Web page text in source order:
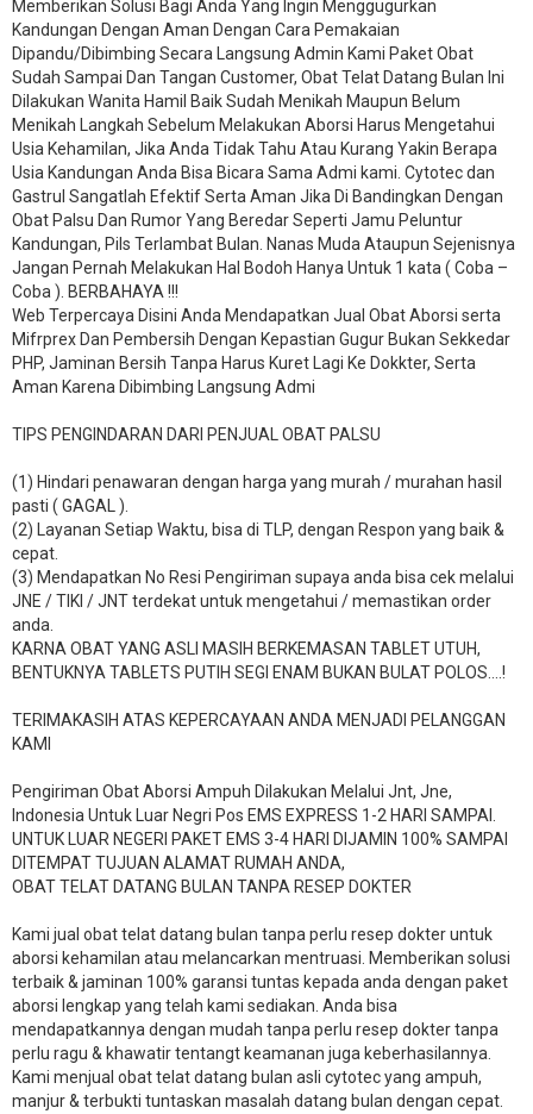
Memberikan Solusi Bagi Anda Yang Ingin Menggugurkan
Kandungan Dengan Aman Dengan Cara Pemakaian
Dipandu/Dibimbing Secara Langsung Admin Kami Paket Obat
Sudah Sampai Dan Tangan Customer, Obat Telat Datang Bulan Ini
Dilakukan Wanita Hamil Baik Sudah Menikah Maupun Belum
Menikah Langkah Sebelum Melakukan Aborsi Harus Mengetahui
Usia Kehamilan, Jika Anda Tidak Tahu Atau Kurang Yakin Berapa
Usia Kandungan Anda Bisa Bicara Sama Admi kami. Cytotec dan
Gastrul Sangatlah Efektif Serta Aman Jika Di Bandingkan Dengan
Obat Palsu Dan Rumor Yang Beredar Seperti Jamu Peluntur
Kandungan, Pils Terlambat Bulan. Nanas Muda Ataupun Sejenisnya
Jangan Pernah Melakukan Hal Bodoh Hanya Untuk 1 kata ( Coba –
Coba ). BERBAHAYA !!!
Web Terpercaya Disini Anda Mendapatkan Jual Obat Aborsi serta
Mifrprex Dan Pembersih Dengan Kepastian Gugur Bukan Sekkedar
PHP, Jaminan Bersih Tanpa Harus Kuret Lagi Ke Dokkter, Serta
Aman Karena Dibimbing Langsung Admi
TIPS PENGINDARAN DARI PENJUAL OBAT PALSU
(1) Hindari penawaran dengan harga yang murah / murahan hasil
pasti ( GAGAL ).
(2) Layanan Setiap Waktu, bisa di TLP, dengan Respon yang baik &
cepat.
(3) Mendapatkan No Resi Pengiriman supaya anda bisa cek melalui
JNE / TIKI / JNT terdekat untuk mengetahui / memastikan order
anda.
KARNA OBAT YANG ASLI MASIH BERKEMASAN TABLET UTUH,
BENTUKNYA TABLETS PUTIH SEGI ENAM BUKAN BULAT POLOS….!
TERIMAKASIH ATAS KEPERCAYAAN ANDA MENJADI PELANGGAN
KAMI
Pengiriman Obat Aborsi Ampuh Dilakukan Melalui Jnt, Jne,
Indonesia Untuk Luar Negri Pos EMS EXPRESS 1-2 HARI SAMPAI.
UNTUK LUAR NEGERI PAKET EMS 3-4 HARI DIJAMIN 100% SAMPAI
DITEMPAT TUJUAN ALAMAT RUMAH ANDA,
OBAT TELAT DATANG BULAN TANPA RESEP DOKTER
Kami jual obat telat datang bulan tanpa perlu resep dokter untuk
aborsi kehamilan atau melancarkan mentruasi. Memberikan solusi
terbaik & jaminan 100% garansi tuntas kepada anda dengan paket
aborsi lengkap yang telah kami sediakan. Anda bisa
mendapatkannya dengan mudah tanpa perlu resep dokter tanpa
perlu ragu & khawatir tentangt keamanan juga keberhasilannya.
Kami menjual obat telat datang bulan asli cytotec yang ampuh,
manjur & terbukti tuntaskan masalah datang bulan dengan cepat.